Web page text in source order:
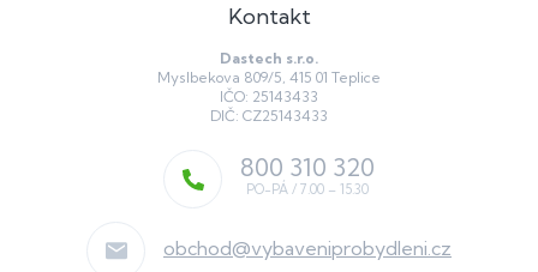
Kontakt
Dastech s.r.o.
Myslbekova 809/5, 415 01 Teplice
IČO: 25143433
DIČ: CZ25143433
obchod@vybaveniprobydleni.cz
800 310 320